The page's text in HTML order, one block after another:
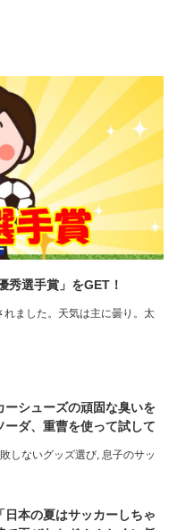
秀選手賞」をGET！
ました。天気は主に曇り。太
ーシューズの頑固な臭いを
ーダ、重曹を使って試して
しないグッズ選び, 息子のサッ
日本の夏はサッカーしちゃ